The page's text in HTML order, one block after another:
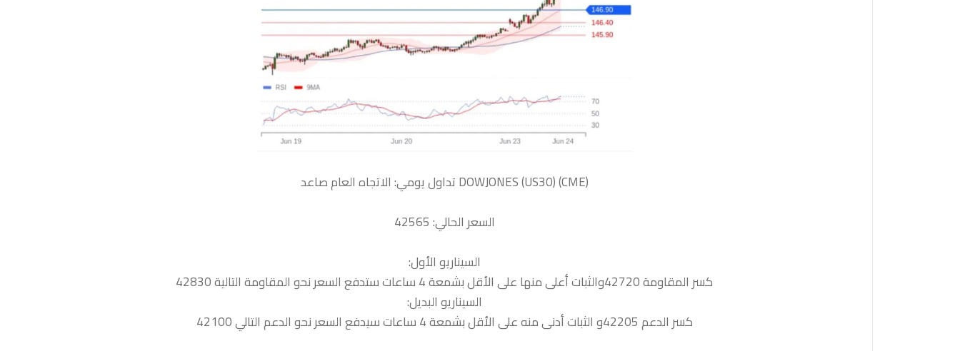
السعر الحالي: 42565
السيناريو الأول:
كسر المقاومة 42720والثبات أعلى منها على الأقل بشمعة 4 ساعات ستدفع السعر نحو المقاومة التالية 42830
السيناريو البديل:
كسر الدعم 42205و الثبات أدنى منه على الأقل بشمعة 4 ساعات سيدفع السعر نحو الدعم التالي 42100